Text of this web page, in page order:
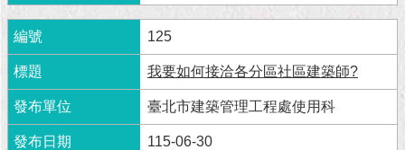
題
館
回
頁
125
我要如何接洽各分區社區建築師?
臺北市建築管理工程處使用科
115-06-30